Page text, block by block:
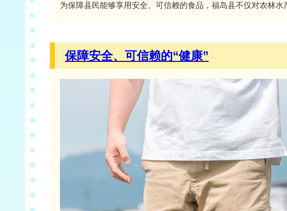
为保障县民能够享用安全、可信赖的食品，福岛县不仅对农林
保障安全、可信赖的“健康”